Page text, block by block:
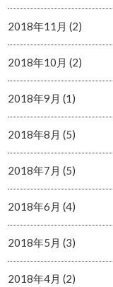
2018年11月 (2)
2018年10月 (2)
2018年9月 (1)
2018年8月 (5)
2018年7月 (5)
2018年6月 (4)
2018年5月 (3)
2018年4月 (2)